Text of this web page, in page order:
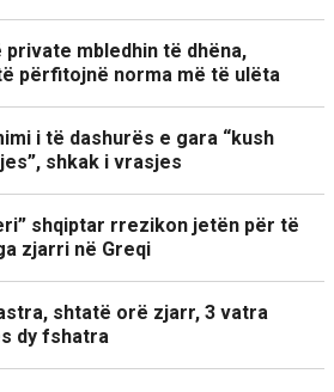
mbledhin të dhëna,
përfitojnë norma më të ulëta
i të dashurës e gara “kush
shkak i vrasjes
shqiptar rrezikon jetën për të
zjarri në Greqi
shtatë orë zjarr, 3 vatra
dy fshatra